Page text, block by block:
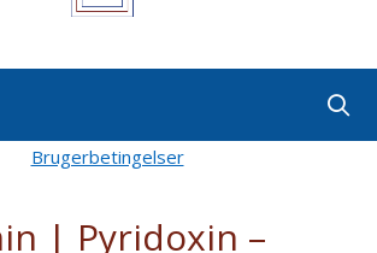
Brugerbetingelser
| Pyridoxin –